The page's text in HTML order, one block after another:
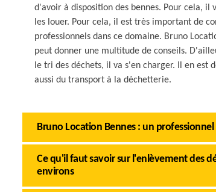
d'avoir à disposition des bennes. Pour cela, il
les louer. Pour cela, il est très important de
professionnels dans ce domaine. Bruno
peut donner une multitude de conseils.
le tri des déchets, il va s'en charger. Il en est
aussi du transport à la déchetterie.
Bruno Location Bennes : un
Ce qu'il faut savoir sur l'enlèvement des
environs